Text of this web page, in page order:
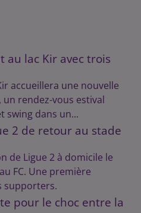
au lac Kir avec trois
accueillera une nouvelle
un rendez-vous estival
swing dans un...
2 de retour au stade
de Ligue 2 à domicile le
FC. Une première
supporters.
pour le choc entre la